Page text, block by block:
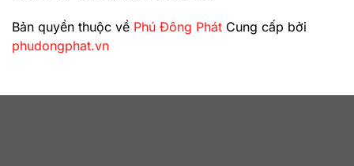
Bản quyền thuộc về Phú Đông Phát Cung cấp bởi
phudongphat.vn